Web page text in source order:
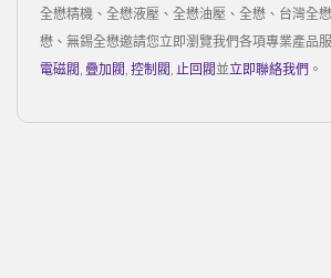
全懋精機、全懋液壓、全懋油壓、全懋、台灣全
懋、無錫全懋邀請您立即瀏覽我們各項專業產品
電磁閥, 疊加閥, 控制閥, 止回閥並立即聯絡我們 。